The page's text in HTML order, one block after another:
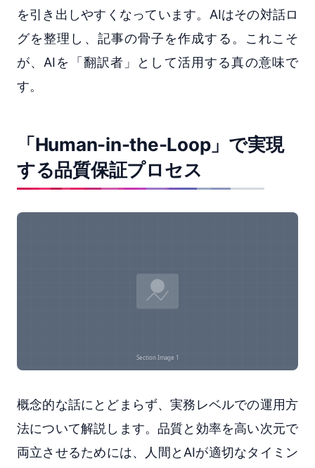
を引き出しやすくなっています。AIはその対話ロ
グを整理し、記事の骨子を作成する。これこそ
が、AIを「翻訳者」として活用する真の意味で
す。
「Human-in-the-Loop」で実現
する品質保証プロセス
概念的な話にとどまらず、実務レベルでの運用方
法について解説します。品質と効率を高い次元で
両立させるためには、人間とAIが適切なタイミン